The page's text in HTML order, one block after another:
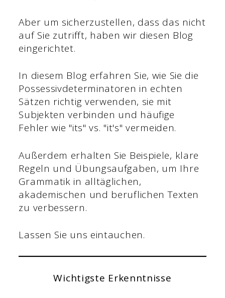
Aber um sicherzustellen, dass das nicht
auf Sie zutrifft, haben wir diesen Blog
eingerichtet.
In diesem Blog erfahren Sie, wie Sie die
Possessivdeterminatoren in echten
Sätzen richtig verwenden, sie mit
Subjekten verbinden und häufige
Fehler wie "its" vs. "it's" vermeiden.
Außerdem erhalten Sie Beispiele, klare
Regeln und Übungsaufgaben, um Ihre
Grammatik in alltäglichen,
akademischen und beruflichen Texten
zu verbessern.
Lassen Sie uns eintauchen.
Wichtigste Erkenntnisse